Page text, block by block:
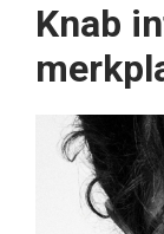
Knab